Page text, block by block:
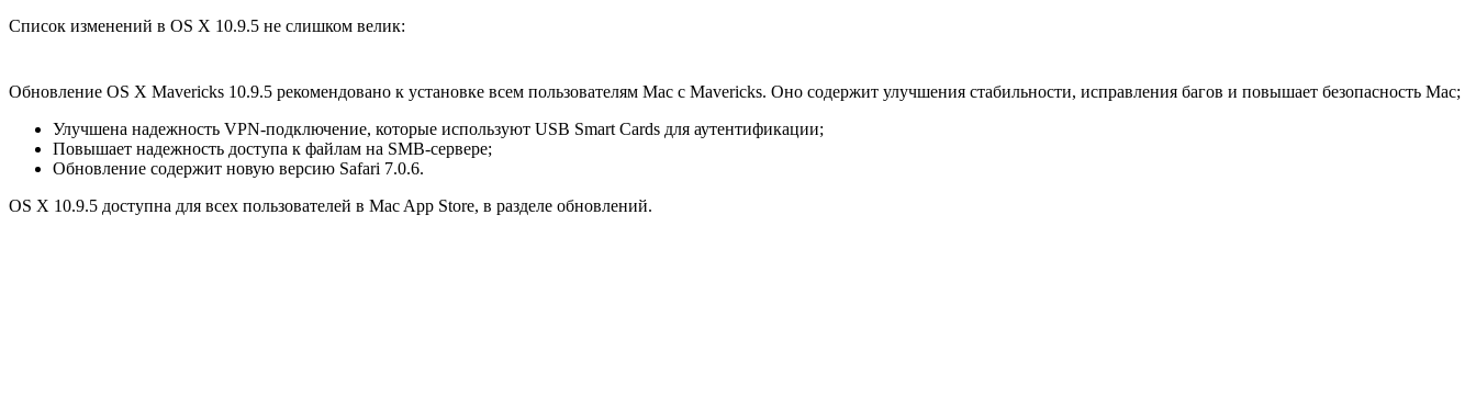
Список изменений в OS X 10.9.5 не слишком велик:
Обновление OS X Mavericks 10.9.5 рекомендовано к установке всем пользователям Mac с Mavericks. Оно содержит улучшения стабильности, исправления багов и повышает безопасность Mac;
Улучшена надежность VPN-подключение, которые используют USB Smart Cards для аутентификации;
Повышает надежность доступа к файлам на SMB-сервере;
Обновление содержит новую версию Safari 7.0.6.
OS X 10.9.5 доступна для всех пользователей в Mac App Store, в разделе обновлений.